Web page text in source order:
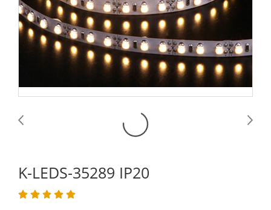
K-LEDS-35289 IP20